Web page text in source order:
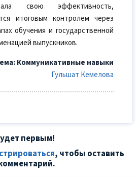
свою эффективность,
итоговым контролем через
обучения и государственной
выпускников.
Коммуникативные навыки
Гульшат Кемелова
первым!
, чтобы оставить